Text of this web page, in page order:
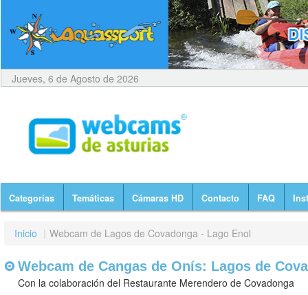
Jueves, 6 de Agosto de 2026
Categorías Temáticas Cámaras HD Contacto FAQ
Inicio | Webcam de Lagos de Covadonga - Lago Enol
Webcam de Cangas de Onís: Lagos de
Con la colaboración del Restaurante Merendero de Covadonga